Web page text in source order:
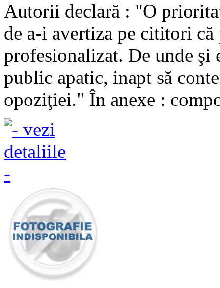
Autorii declară : "O
de a-i avertiza pe cititori
profesionalizat. De unde
public apatic, inapt să
opoziţiei." În anexe :